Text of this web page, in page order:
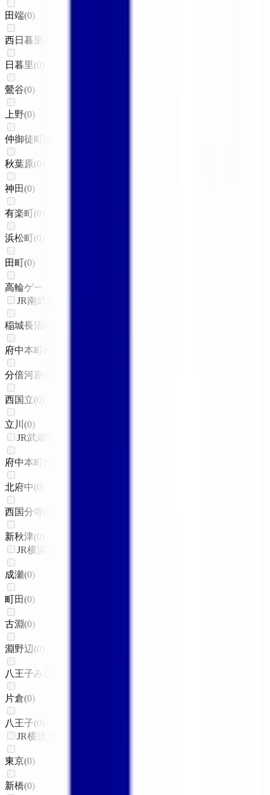
田端(0)
西日暮里
日暮里(0
鶯谷(0)
上野(0)
仲御徒町
秋葉原(0
神田(0)
有楽町(0
浜松町(0
田町(0)
高輪ゲートウェイ
JR南武線
稲城長沼
府中本町
分倍河原
西国立(0
立川 (0)
JR武蔵野線
府中本町
北府中(0
西国分寺
新秋津(0
JR横浜線
成瀬(0)
町田(0)
古淵(0)
淵野辺 (0
八王子みなみ野
片倉(0)
八王子(0
JR横須賀線
東京(0)
新橋(0)